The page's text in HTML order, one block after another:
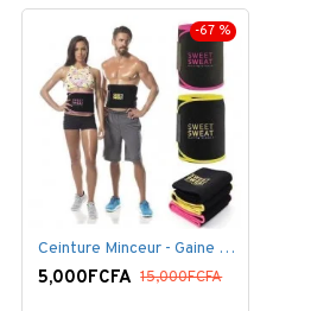
-67 %
Ceinture Minceur - Gaine Brûlante - Ventre plat
5,000FCFA 15,000FCFA